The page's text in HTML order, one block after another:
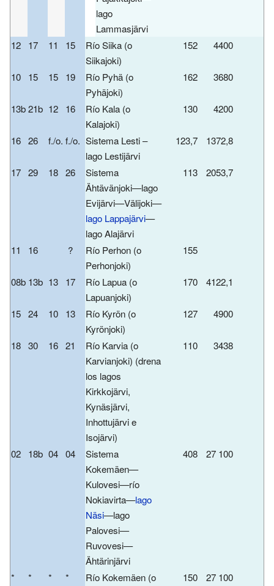
lago
Lammasjärvi
12 17 11 15
Río Siika (o
Siikajoki)
152 4400
10 15 15 19
Río Pyhä (o
Pyhäjoki)
162 3680
13b21b 12 16
Río Kala (o
Kalajoki)
130 4200
16 26 f./o. f./o. Sistema Lesti –
lago Lestijärvi
123,7 1372,8
17 29 18 26
Sistema
Ähtävänjoki—lago
Evijärvi—Välijoki—
lago Lappajärvi—
lago Alajärvi
113 2053,7
11 16 ?
Río Perhon (o
Perhonjoki)
155
08b 13b 13 17
Río Lapua (o
Lapuanjoki)
170 4122,1
15 24 10 13
Río Kyrön (o
Kyrönjoki)
127 4900
18 30 16 21
Río Karvia (o
Karvianjoki) (drena
los lagos
Kirkkojärvi,
Kynäsjärvi,
Inhottujärvi e
Isojärvi)
110 3438
02 18b 04 04
Sistema
Kokemäen—
Kulovesi—río
Nokiavirta—lago
Näsi—lago
Palovesi—
Ruvovesi—
Ähtärinjärvi
408 27 100
* * * * Río Kokemäen (o 150 27 100